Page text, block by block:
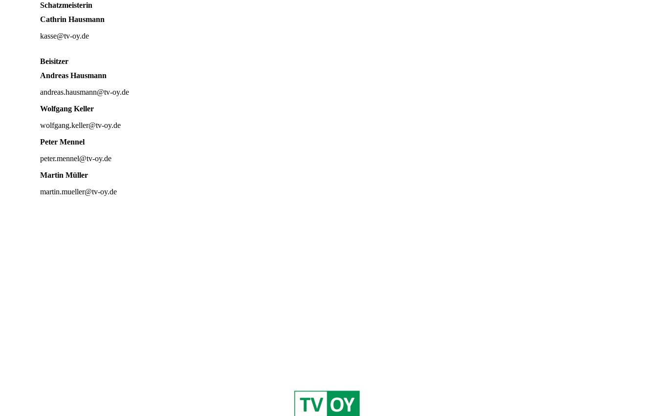
Schatzmeisterin
Cathrin Hausmann
kasse@tv-oy.de
Beisitzer
Andreas Hausmann
andreas.hausmann@tv-oy.de
Wolfgang Keller
wolfgang.keller@tv-oy.de
Peter Mennel
peter.mennel@tv-oy.de
Martin Müller
martin.mueller@tv-oy.de